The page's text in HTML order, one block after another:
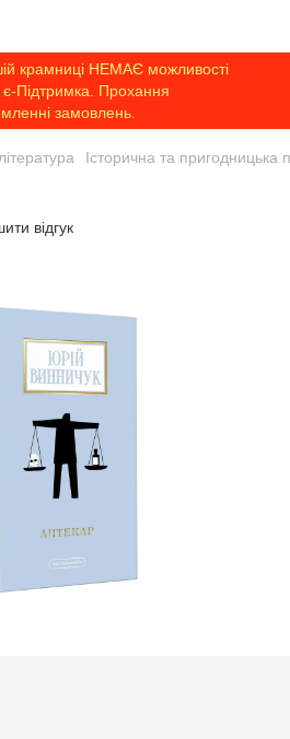
крамниці НЕМАЄ можливості
є-Підтримка. Прохання
замовлень.
Історична та пригодницька
відгук